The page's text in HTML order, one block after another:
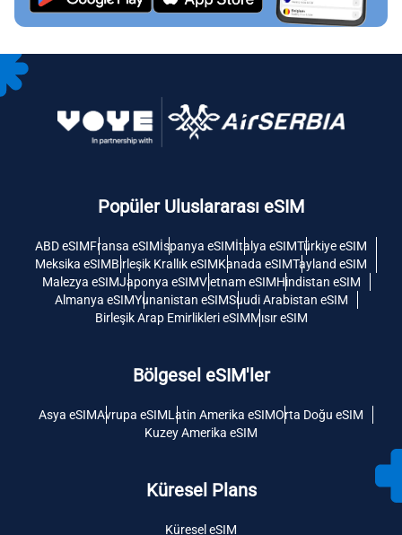
Popüler Uluslararası eSIM
ABD eSIMFransa eSIMİspanya eSIMİtalya eSIMTürkiye eSIM
Meksika eSIMBirleşik Krallık eSIMKanada eSIMTayland eSIM
Malezya eSIMJaponya eSIMVietnam eSIMHindistan eSIM
Almanya eSIMYunanistan eSIMSuudi Arabistan eSIM
Birleşik Arap Emirlikleri eSIMMısır eSIM
Bölgesel eSIM'ler
Asya eSIMAvrupa eSIMLatin Amerika eSIMOrta Doğu eSIM
Kuzey Amerika eSIM
Küresel Plans
Küresel eSIM